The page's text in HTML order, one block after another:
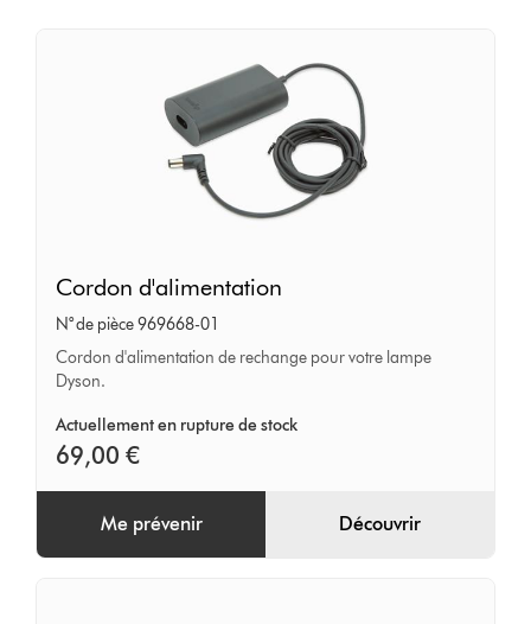
d'alimentation
Cordon d'alimentation
N° de pièce 969668-01
Cordon d'alimentation de rechange pour votre lampe
Dyson.
Actuellement en rupture de stock
69,00 €
Me prévenir Découvrir